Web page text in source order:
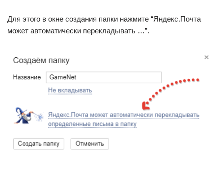
Для этого в окне создания папки нажмите “Яндекс.Почта
может автоматически перекладывать …”.